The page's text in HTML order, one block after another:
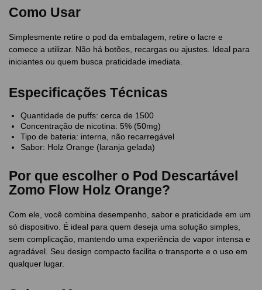
Como Usar
Simplesmente retire o pod da embalagem, retire o lacre e
comece a utilizar. Não há botões, recargas ou ajustes. Ideal para
iniciantes ou quem busca praticidade imediata.
Especificações Técnicas
Quantidade de puffs: cerca de 1500
Concentração de nicotina: 5% (50mg)
Tipo de bateria: interna, não recarregável
Sabor: Holz Orange (laranja gelada)
Por que escolher o Pod Descartável
Zomo Flow Holz Orange?
Com ele, você combina desempenho, sabor e praticidade em um
só dispositivo. É ideal para quem deseja uma solução simples,
sem complicação, mantendo uma experiência de vapor intensa e
agradável. Seu design compacto facilita o transporte e o uso em
qualquer lugar.